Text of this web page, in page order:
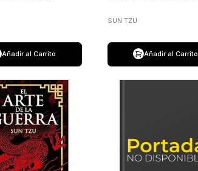
Añadir al Carrito
SUN TZU
Añadir al Carrito